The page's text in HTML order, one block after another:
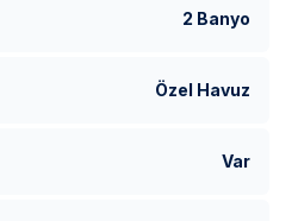
2 Banyo
Özel Havuz
Var